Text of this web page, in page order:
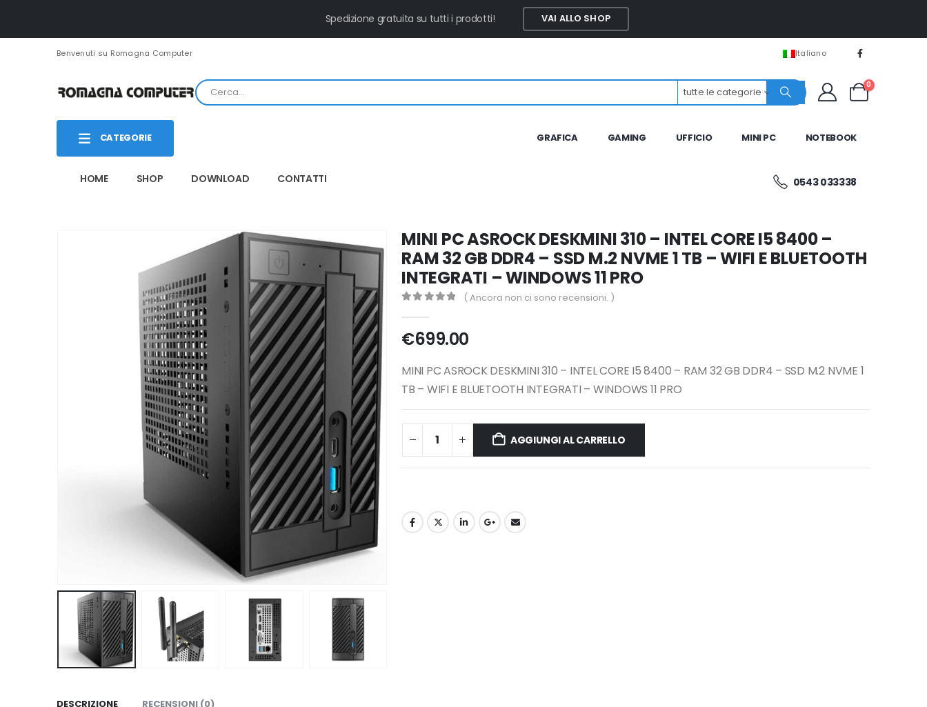
Spedizione gratuita su tutti i prodotti! VAI ALLO SHOP
Benvenuti su Romagna Computer Italiano
tutte le categorie
0
CATEGORIE
HOME SHOP DOWNLOAD CONTATTI
GRAFICA GAMING UFFICIO MINI PC NOTEBOOK
0543 033338
MINI PC ASROCK DESKMINI 310 – INTEL CORE I5 8400 –
RAM 32 GB DDR4 – SSD M.2 NVME 1 TB – WIFI E BLUETOOTH
INTEGRATI – WINDOWS 11 PRO
( Ancora non ci sono recensioni. )
€699.00
MINI PC ASROCK DESKMINI 310 – INTEL CORE I5 8400 – RAM 32 GB DDR4 – SSD M.2 NVME 1
TB – WIFI E BLUETOOTH INTEGRATI – WINDOWS 11 PRO
AGGIUNGI AL CARRELLO
DESCRIZIONE RECENSIONI (0)